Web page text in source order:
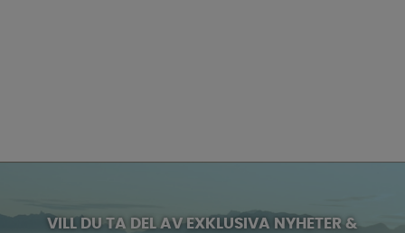
VILL DU TA DEL AV EXKLUSIVA NYHETER &